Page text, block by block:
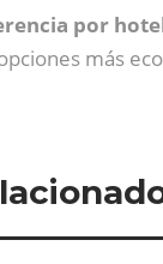
por
más